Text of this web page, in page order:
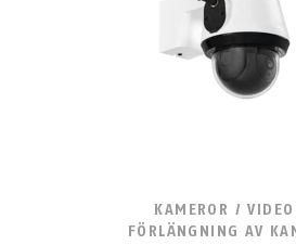
KAMEROR /
FÖRLÄNGNING AV